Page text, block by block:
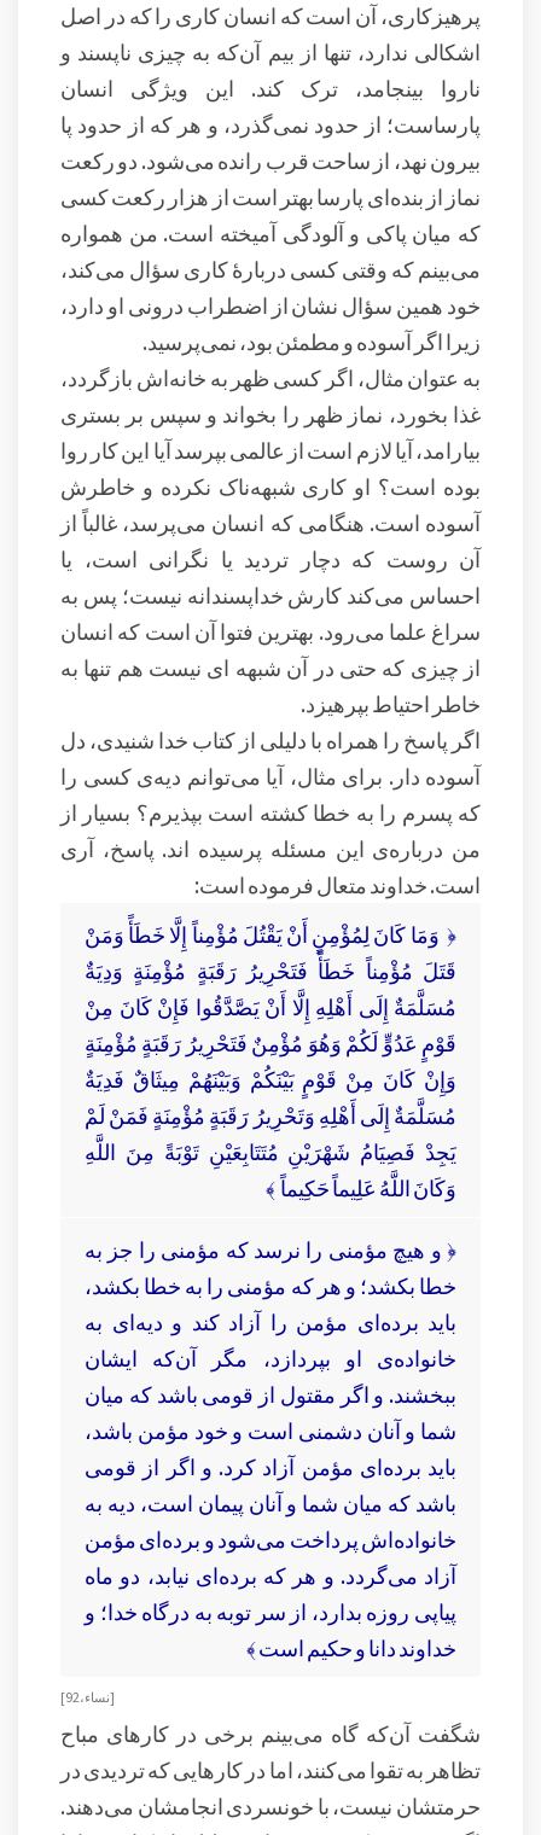
پرهیزکاری، آن است که انسان کاری را که در اصل
اشکالی ندارد، تنها از بیم آن‌که به چیزی ناپسند و
ناروا بینجامد، ترک کند. این ویژگی انسان
پارساست؛ از حدود نمی‌گذرد، و هر که از حدود پا
بیرون نهد، از ساحت قرب رانده می‌شود. دو رکعت
نماز از بنده‌ای پارسا بهتر است از هزار رکعت کسی
که میان پاکی و آلودگی آمیخته است. من همواره
می‌بینم که وقتی کسی دربارهٔ کاری سؤال می‌کند،
خود همین سؤال نشان از اضطراب درونی او دارد،
زیرا اگر آسوده و مطمئن بود، نمی‌پرسید.
به عتوان مثال، اگر کسی ظهر به خانه‌اش بازگردد،
غذا بخورد، نماز ظهر را بخواند و سپس بر بستری
بیارامد، آیا لازم است از عالمی بپرسد آیا این کار روا
بوده است؟ او کاری شبهه‌ناک نکرده و خاطرش
آسوده است. هنگامی که انسان می‌پرسد، غالباً از
آن روست که دچار تردید یا نگرانی است، یا
احساس می‌کند کارش خداپسندانه نیست؛ پس به
سراغ علما می‌رود. بهترین فتوا آن است که انسان
از چیزی که حتی در آن شبهه ای نیست هم تنها به
خاطر احتیاط بپرهیزد.
اگر پاسخ را همراه با دلیلی از کتاب خدا شنیدی، دل
آسوده دار. برای مثال، آیا می‌توانم دیه‌ی کسی را
که پسرم را به خطا کشته است بپذیرم؟ بسیار از
من درباره‌ی این مسئله پرسیده اند. پاسخ، آری
است. خداوند متعال فرموده است:
﴿ وَمَا كَانَ لِمُؤْمِنٍ أَنْ يَقْتُلَ مُؤْمِناً إِلَّا خَطَأً وَمَنْ
قَتَلَ مُؤْمِناً خَطَأً فَتَحْرِيرُ رَقَبَةٍ مُؤْمِنَةٍ وَدِيَةٌ
مُسَلَّمَةٌ إِلَى أَهْلِهِ إِلَّا أَنْ يَصَّدَّقُوا فَإِنْ كَانَ مِنْ
قَوْمٍ عَدُوٍّ لَكُمْ وَهُوَ مُؤْمِنٌ فَتَحْرِيرُ رَقَبَةٍ مُؤْمِنَةٍ
وَإِنْ كَانَ مِنْ قَوْمٍ بَيْنَكُمْ وَبَيْنَهُمْ مِيثَاقٌ فَدِيَةٌ
مُسَلَّمَةٌ إِلَى أَهْلِهِ وَتَحْرِيرُ رَقَبَةٍ مُؤْمِنَةٍ فَمَنْ لَمْ
يَجِدْ فَصِيَامُ شَهْرَيْنِ مُتَتَابِعَيْنِ تَوْبَةً مِنَ اللَّهِ
وَكَانَ اللَّهُ عَلِيماً حَكِيماً ﴾
﴿ و هیچ مؤمنی را نرسد که مؤمنی را جز به
خطا بکشد؛ و هر که مؤمنی را به خطا بکشد،
باید برده‌ای مؤمن را آزاد کند و دیه‌ای به
خانواده‌ی او بپردازد، مگر آن‌که ایشان
ببخشند. و اگر مقتول از قومی باشد که میان
شما و آنان دشمنی است و خود مؤمن باشد،
باید برده‌ای مؤمن آزاد کرد. و اگر از قومی
باشد که میان شما و آنان پیمان است، دیه به
خانواده‌اش پرداخت می‌شود و برده‌ای مؤمن
آزاد می‌گردد. و هر که برده‌ای نیابد، دو ماه
پیاپی روزه بدارد، از سر توبه به درگاه خدا؛ و
خداوند دانا و حکیم است ﴾
[ نساء، 92 ]
شگفت آن‌که گاه می‌بینم برخی در کارهای مباح
تظاهر به تقوا می‌کنند، اما در کارهایی که تردیدی در
حرمتشان نیست، با خونسردی انجامشان می‌دهند.